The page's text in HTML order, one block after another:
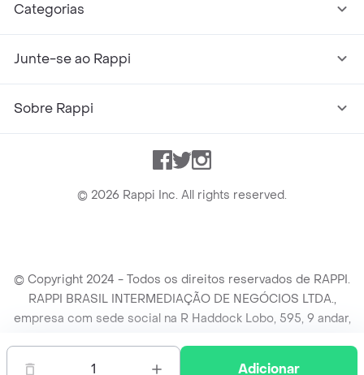
1 Adicionar
Categorias
Junte-se ao Rappi
Sobre Rappi
Facebook
TwitterInstagram
© 2026 Rappi Inc. All rights reserved.
© Copyright 2024 - Todos os direitos reservados de RAPPI.
RAPPI BRASIL INTERMEDIAÇÃO DE NEGÓCIOS LTDA.,
empresa com sede social na R Haddock Lobo, 595, 9 andar,